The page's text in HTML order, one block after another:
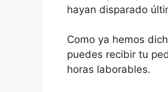
hayan disparado
Como ya hemos
puedes recibir tu
horas laborables.